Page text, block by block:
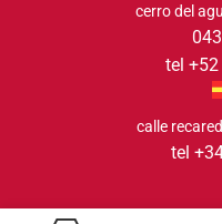
cerro del
tel
calle
tel